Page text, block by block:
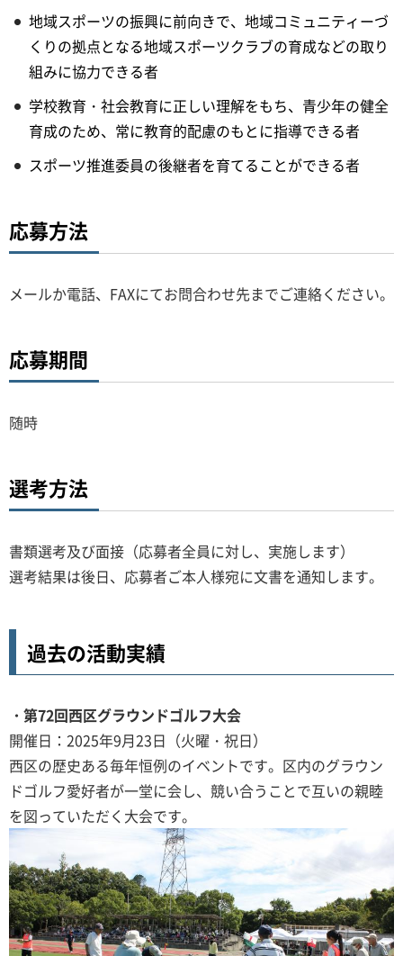
地域スポーツの振興に前向きで、地域コミュニティーづ
くりの拠点となる地域スポーツクラブの育成などの取り
組みに協力できる者
学校教育・社会教育に正しい理解をもち、青少年の健全
育成のため、常に教育的配慮のもとに指導できる者
スポーツ推進委員の後継者を育てることができる者
応募方法
メールか電話、FAXにてお問合わせ先までご連絡ください。
応募期間
随時
選考方法
書類選考及び面接（応募者全員に対し、実施します）
選考結果は後日、応募者ご本人様宛に文書を通知します。
過去の活動実績
・第72回西区グラウンドゴルフ大会
開催日：2025年9月23日（火曜・祝日）
西区の歴史ある毎年恒例のイベントです。区内のグラウン
ドゴルフ愛好者が一堂に会し、競い合うことで互いの親睦
を図っていただく大会です。